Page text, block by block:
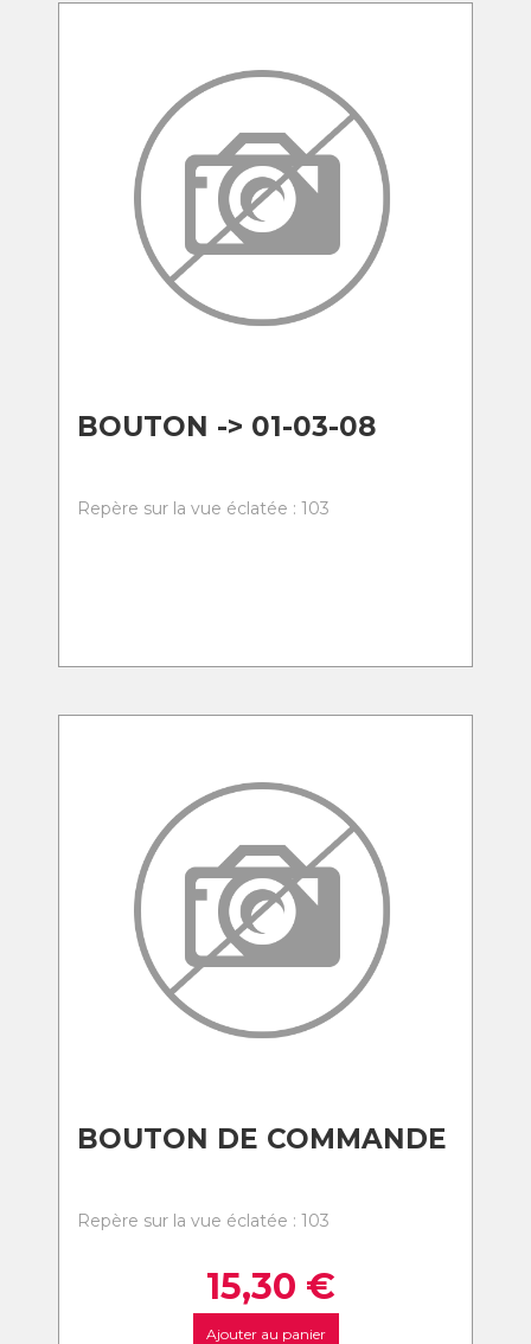
BOUTON -> 01-03-08
Repère sur la vue éclatée : 103
BOUTON DE COMMANDE
Repère sur la vue éclatée : 103
15,30 €
Ajouter au panier